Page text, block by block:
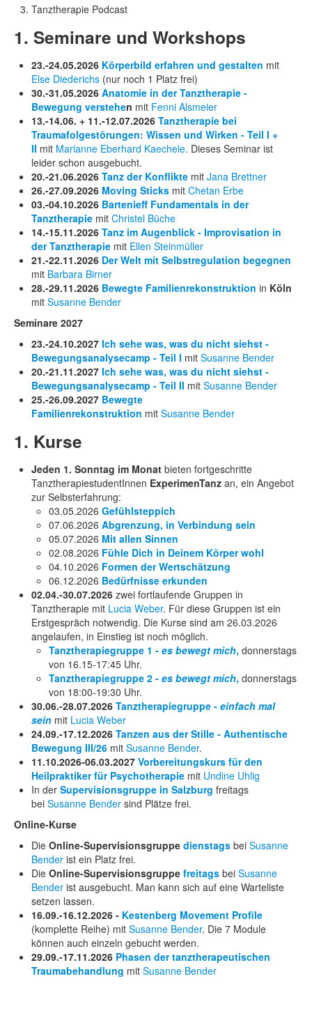
Tanztherapie Podcast
1. Seminare und Workshops
23.-24.05.2026 Körperbild erfahren und gestalten mit
Else Diederichs (nur noch 1 Platz frei)
30.-31.05.2026 Anatomie in der Tanztherapie -
Bewegung verstehen mit Fenni Alsmeier
13.-14.06. + 11.-12.07.2026 Tanztherapie bei
Traumafolgestörungen: Wissen und Wirken - Teil I +
II mit Marianne Eberhard Kaechele. Dieses Seminar ist
leider schon ausgebucht.
20.-21.06.2026 Tanz der Konflikte mit Jana Brettner
26.-27.09.2026 Moving Sticks mit Chetan Erbe
03.-04.10.2026 Bartenieff Fundamentals in der
Tanztherapie mit Christel Büche
14.-15.11.2026 Tanz im Augenblick - Improvisation in
der Tanztherapie mit Ellen Steinmüller
21.-22.11.2026 Der Welt mit Selbstregulation begegnen
mit Barbara Birner
28.-29.11.2026 Bewegte Familienrekonstruktion in Köln
mit Susanne Bender
Seminare 2027
23.-24.10.2027 Ich sehe was, was du nicht siehst -
Bewegungsanalysecamp - Teil I mit Susanne Bender
20.-21.11.2027 Ich sehe was, was du nicht siehst -
Bewegungsanalysecamp - Teil II mit Susanne Bender
25.-26.09.2027 Bewegte
Familienrekonstruktion mit Susanne Bender
1. Kurse
Jeden 1. Sonntag im Monat bieten fortgeschritte
TanztherapiestudentInnen ExperimenTanz an, ein Angebot
zur Selbsterfahrung:
03.05.2026 Gefühlsteppich
07.06.2026 Abgrenzung, in Verbindung sein
05.07.2026 Mit allen Sinnen
02.08.2026 Fühle Dich in Deinem Körper wohl
04.10.2026 Formen der Wertschätzung
06.12.2026 Bedürfnisse erkunden
02.04.-30.07.2026 zwei fortlaufende Gruppen in
Tanztherapie mit Lucia Weber. Für diese Gruppen ist ein
Erstgespräch notwendig. Die Kurse sind am 26.03.2026
angelaufen, in Einstieg ist noch möglich.
Tanztherapiegruppe 1 - es bewegt mich, donnerstags
von 16.15-17:45 Uhr.
Tanztherapiegruppe 2 - es bewegt mich, donnerstags
von 18:00-19:30 Uhr.
30.06.-28.07.2026 Tanztherapiegruppe - einfach mal
sein mit Lucia Weber
24.09.-17.12.2026 Tanzen aus der Stille - Authentische
Bewegung III/26 mit Susanne Bender.
11.10.2026-06.03.2027 Vorbereitungskurs für den
Heilpraktiker für Psychotherapie mit Undine Uhlig
In der Supervisionsgruppe in Salzburg freitags
bei Susanne Bender sind Plätze frei.
Online-Kurse
Die Online-Supervisionsgruppe dienstags bei Susanne
Bender ist ein Platz frei.
Die Online-Supervisionsgruppe freitags bei Susanne
Bender ist ausgebucht. Man kann sich auf eine Warteliste
setzen lassen.
16.09.-16.12.2026 - Kestenberg Movement Profile
(komplette Reihe) mit Susanne Bender. Die 7 Module
können auch einzeln gebucht werden.
29.09.-17.11.2026 Phasen der tanztherapeutischen
Traumabehandlung mit Susanne Bender